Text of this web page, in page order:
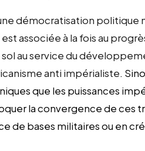
démocratisation politique
associée à la fois au
sol au service du
anti impérialiste.
que les puissances
la convergence de ces
de bases militaires ou en